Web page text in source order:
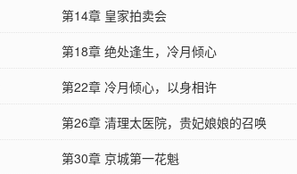
第14章 皇家拍卖会
第18章 绝处逢生，冷月倾心
第22章 冷月倾心，以身相许
第26章 清理太医院，贵妃娘娘的召唤
第30章 京城第一花魁